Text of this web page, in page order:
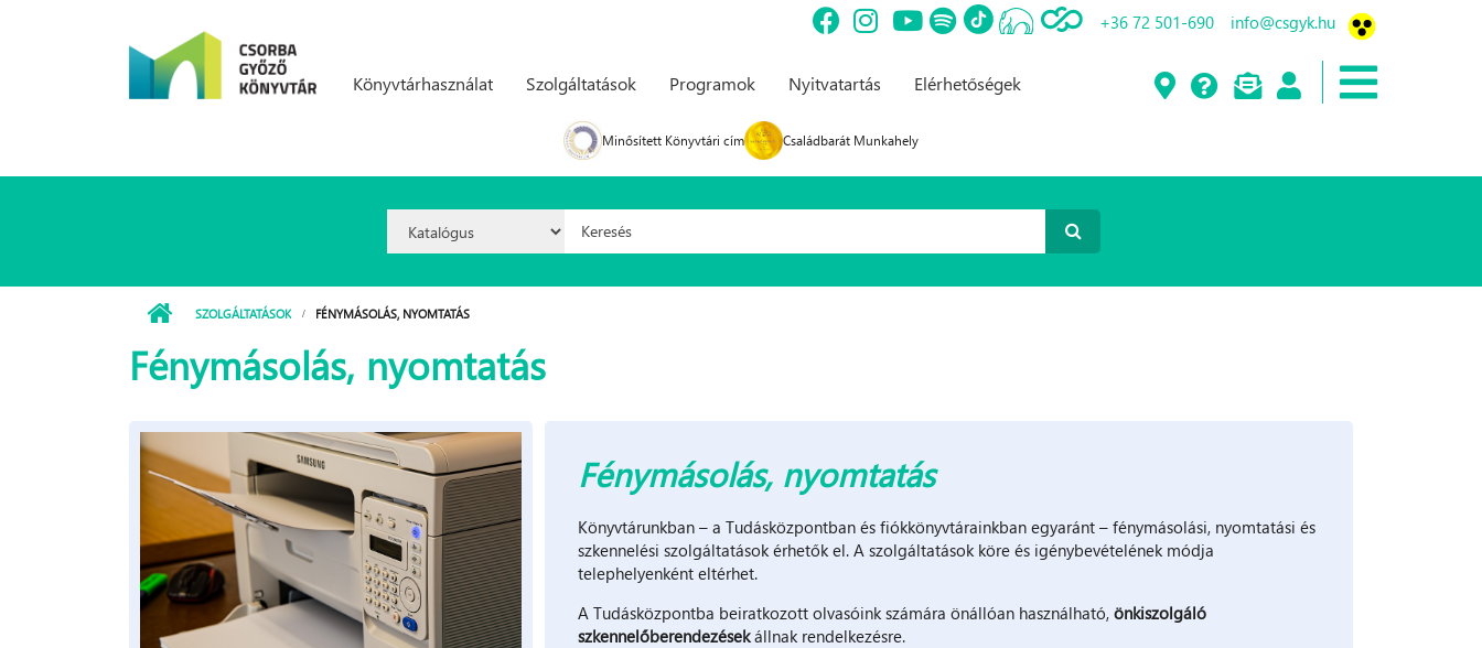
+36 72 501-690 info@csgyk.hu
Könyvtárhasználat Szolgáltatások Programok Nyitvatartás Elérhetőségek
Minősített Könyvtári cím Családbarát Munkahely
Option:
Keresés űrlap
SZOLGÁLTATÁSOK FÉNYMÁSOLÁS, NYOMTATÁS
Fénymásolás, nyomtatás
Fénymásolás, nyomtatás
Könyvtárunkban – a Tudásközpontban és fiókkönyvtárainkban egyaránt – fénymásolási, nyomtatási és
szkennelési szolgáltatások érhetők el. A szolgáltatások köre és igénybevételének módja
telephelyenként eltérhet.
A Tudásközpontba beiratkozott olvasóink számára önállóan használható,önkiszolgáló
szkennelőberendezésekállnak rendelkezésre.